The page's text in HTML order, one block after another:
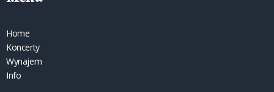
Home
Koncerty
Wynajem
Info